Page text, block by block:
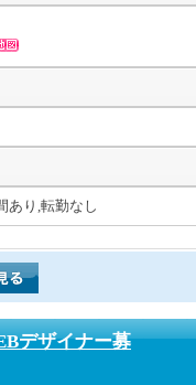
あり,転勤なし
デザイナー募